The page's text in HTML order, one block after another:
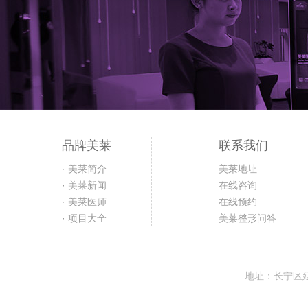
品牌美莱
· 美莱简介
· 美莱新闻
· 美莱医师
· 项目大全
联系我们
美莱地址
在线咨询
在线预约
美莱整形问答
地址：长宁区